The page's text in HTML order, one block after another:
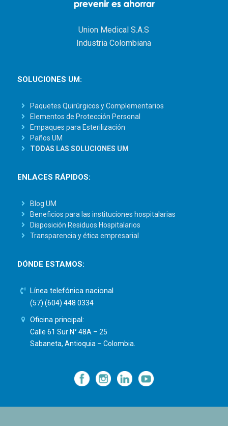
Union Medical S.A.S
Industria Colombiana
SOLUCIONES UM:
Paquetes Quirúrgicos y Complementarios
Elementos de Protección Personal
Empaques para Esterilización
Paños UM
TODAS LAS SOLUCIONES UM
ENLACES RÁPIDOS:
Blog UM
Beneficios para las instituciones hospitalarias
Disposición Residuos Hospitalarios
Transparencia y ética empresarial
DÓNDE ESTAMOS:
Línea telefónica nacional
(57) (604) 448 0334
Oficina principal:
Calle 61 Sur N° 48A – 25
Sabaneta, Antioquia – Colombia.
— — —